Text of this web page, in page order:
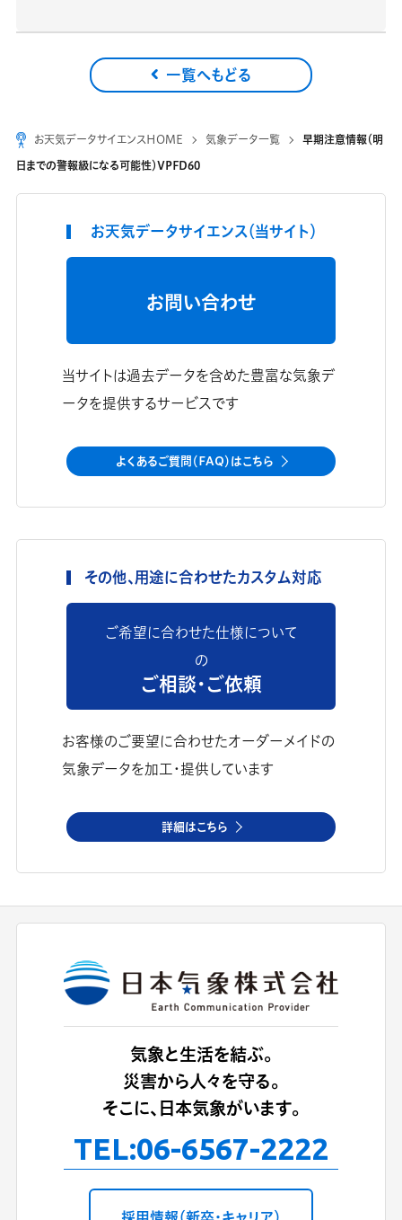
一覧へもどる
お天気データサイエンスHOME 気象データ一覧
早期注意情報（明
日までの警報級になる可能性）VPFD60
お天気データサイエンス（当サイト）
お問い合わせ
当サイトは過去データを含めた豊富な気象デ
ータを提供するサービスです
よくあるご質問（FAQ）はこちら
その他、用途に合わせたカスタム対応
ご希望に合わせた仕様について
の
ご相談・ご依頼
お客様のご要望に合わせたオーダーメイドの
気象データを加工・提供しています
詳細はこちら
気象と生活を結ぶ。
災害から人々を守る。
そこに、日本気象がいます。
TEL:06-6567-2222